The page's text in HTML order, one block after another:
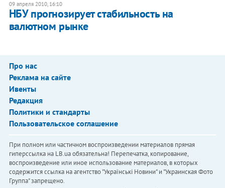
09 апреля 2010, 16:10
НБУ прогнозирует стабильность на
валютном рынке
Про нас
Реклама на сайте
Ивенты
Редакция
Политики и стандарты
Пользовательское соглашение
При полном или частичном воспроизведении материалов прямая
гиперссылка на LB.ua обязательна! Перепечатка, копирование,
воспроизведение или иное использование материалов, в которых
содержится ссылка на агентство "Українськi Новини" и "Украинская Фото
Группа" запрещено.